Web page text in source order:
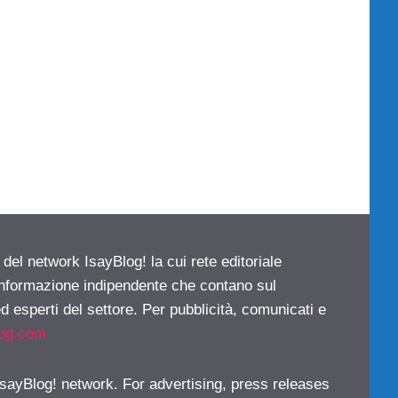
network IsayBlog! la cui rete editoriale
indipendente che contano sul
esperti del settore. Per pubblicità, comunicati e
network. For advertising, press releases